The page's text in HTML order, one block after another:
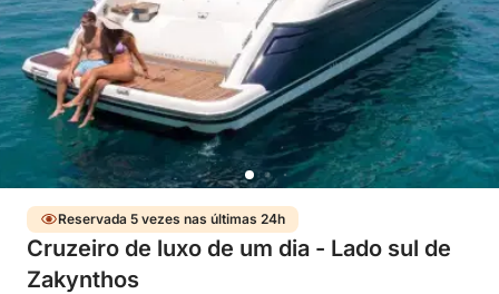
Reservada 5 vezes nas últimas 24h
Cruzeiro de luxo de um dia - Lado sul de
Zakynthos